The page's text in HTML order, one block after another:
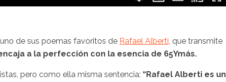
de sus poemas favoritos de Rafael Alberti, que transmite
a la perfección con la esencia de 65Ymás.
pero como ella misma sentencia: “Rafael Alberti es un